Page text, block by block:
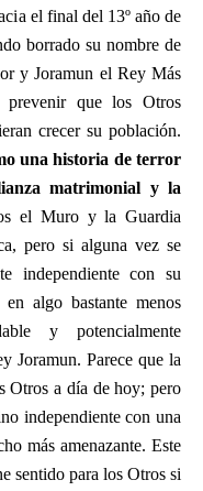
el final del 13º año de
borrado su nombre de
y Joramun el Rey Más
que los Otros
crecer su población.
una historia de terror
matrimonial y la
el Muro y la Guardia
pero si alguna vez se
independiente con su
algo bastante menos
y potencialmente
Joramun. Parece que la
Otros a día de hoy; pero
independiente con una
más amenazante. Este
sentido para los Otros si